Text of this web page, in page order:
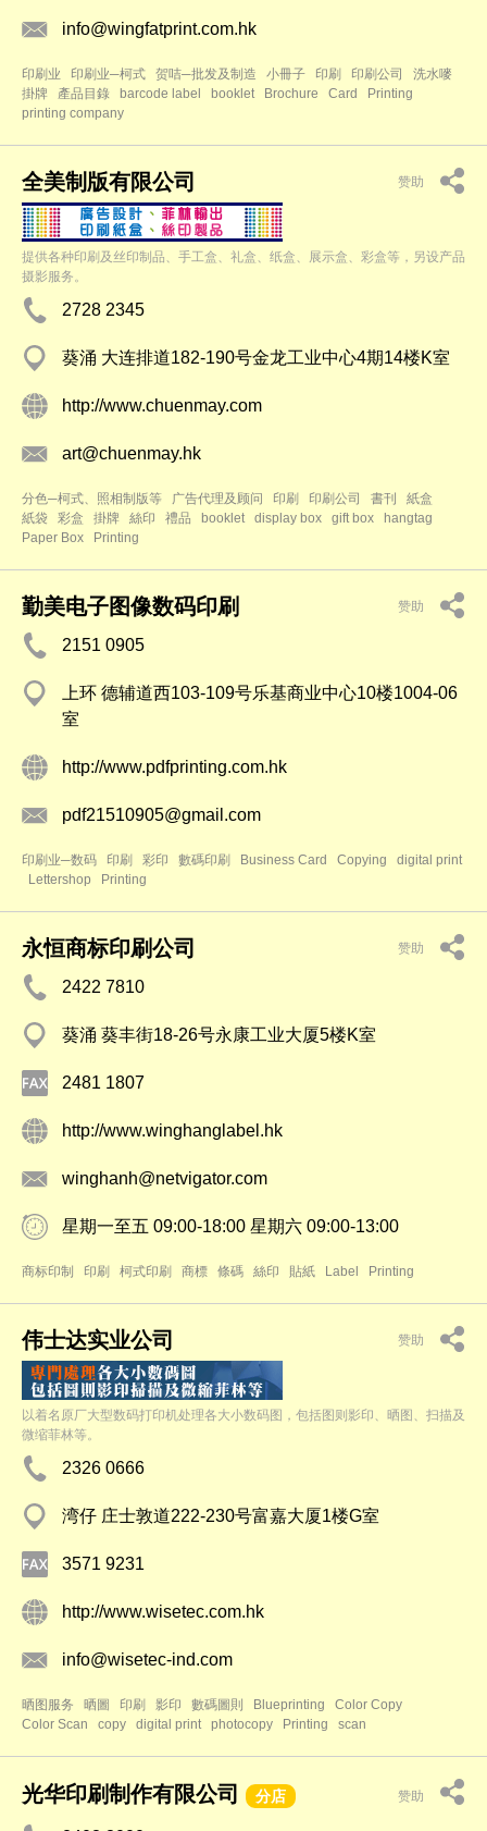
info@wingfatprint.com.hk
印刷业 印刷业─柯式 贺咭─批发及制造 小冊子 印刷 印刷公司
洗水嘜
掛牌
產品目錄 barcode label booklet Brochure Card
Printing
printing company
全美制版有限公司 赞助
提供各种印刷及丝印制品、手工盒、礼盒、纸盒、展示盒、彩盒等，另设产品
摄影服务。
2728 2345
葵涌 大连排道182-190号金龙工业中心4期14楼K室
http://www.chuenmay.com
art@chuenmay.hk
分色─柯式、照相制版等 广告代理及顾问 印刷 印刷公司 書刊
紙盒
紙袋
彩盒 掛牌 絲印 禮品 booklet display box gift box
hangtag
Paper Box
Printing
勤美电子图像数码印刷 赞助
2151 0905
上环 德辅道西103-109号乐基商业中心10楼1004-06
室
http://www.pdfprinting.com.hk
pdf21510905@gmail.com
印刷业─数码 印刷 彩印 數碼印刷 Business Card Copying
digital print
Lettershop
Printing
永恒商标印刷公司 赞助
2422 7810
葵涌 葵丰街18-26号永康工业大厦5楼K室
2481 1807
http://www.winghanglabel.hk
winghanh@netvigator.com
星期一至五 09:00-18:00 星期六 09:00-13:00
商标印制 印刷 柯式印刷 商標 條碼 絲印 貼紙 Label Printing
伟士达实业公司 赞助
以着名原厂大型数码打印机处理各大小数码图，包括图则影印、晒图、扫描及
微缩菲林等。
2326 0666
湾仔 庄士敦道222-230号富嘉大厦1楼G室
3571 9231
http://www.wisetec.com.hk
info@wisetec-ind.com
晒图服务 晒圖 印刷 影印 數碼圖則 Blueprinting
Color Copy
Color Scan
copy digital print photocopy Printing scan
光华印刷制作有限公司 分店 赞助